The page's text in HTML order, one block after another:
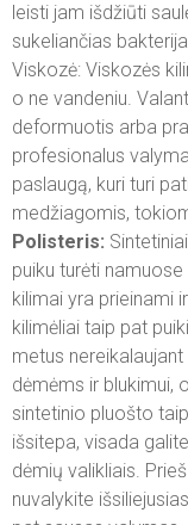
leisti jam išdžiūti
sukeliančias
Viskozė: Viskozės
o ne vandeniu.
deformuotis arba
profesionalus
paslaugą, kuri turi
medžiagomis,
Polisteris:
puiku turėti
kilimai yra prieinami
kilimėliai taip pat
metus
dėmėms ir blukimui,
sintetinio pluošto
išsitepa, visada
dėmių valikliais.
nuvalykite